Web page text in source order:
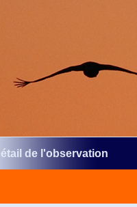
de l'observation